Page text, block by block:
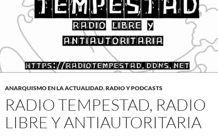
ANARQUISMO EN LA ACTUALIDAD,RADIO Y PODCASTS
RADIO TEMPESTAD, RADIO
LIBRE Y ANTIAUTORITARIA